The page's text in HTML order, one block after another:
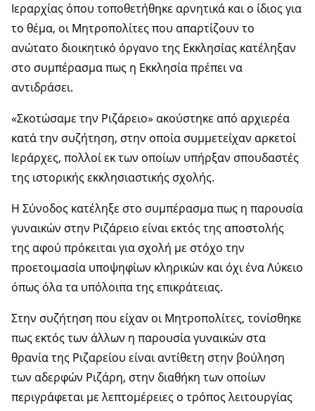
Ιεραρχίας όπου τοποθετήθηκε αρνητικά και ο ίδιος για
το θέμα, οι Μητροπολίτες που απαρτίζουν το
ανώτατο διοικητικό όργανο της Εκκλησίας κατέληξαν
στο συμπέρασμα πως η Εκκλησία πρέπει να
αντιδράσει.
«Σκοτώσαμε την Ριζάρειο» ακούστηκε από αρχιερέα
κατά την συζήτηση, στην οποία συμμετείχαν αρκετοί
Ιεράρχες, πολλοί εκ των οποίων υπήρξαν σπουδαστές
της ιστορικής εκκλησιαστικής σχολής.
Η Σύνοδος κατέληξε στο συμπέρασμα πως η παρουσία
γυναικών στην Ριζάρειο είναι εκτός της αποστολής
της αφού πρόκειται για σχολή με στόχο την
προετοιμασία υποψηφίων κληρικών και όχι ένα Λύκειο
όπως όλα τα υπόλοιπα της επικράτειας.
Στην συζήτηση που είχαν οι Μητροπολίτες, τονίσθηκε
πως εκτός των άλλων η παρουσία γυναικών στα
θρανία της Ριζαρείου είναι αντίθετη στην βούληση
των αδερφών Ριζάρη, στην διαθήκη των οποίων
περιγράφεται με λεπτομέρειες ο τρόπος λειτουργίας